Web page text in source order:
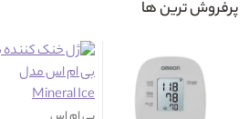
پرفروش ترین ها